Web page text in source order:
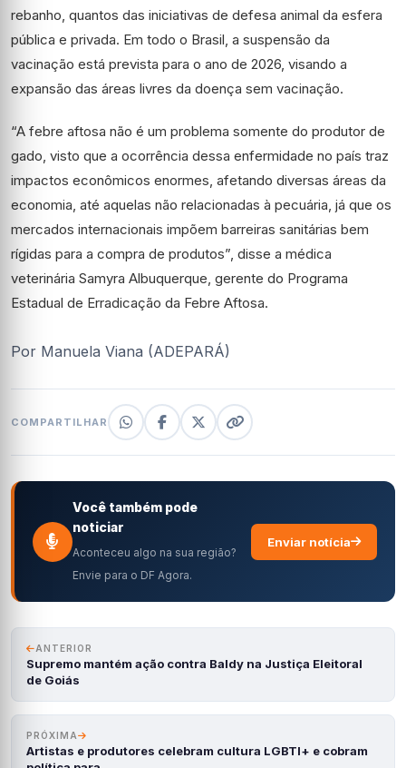
rebanho, quantos das iniciativas de defesa animal da esfera
pública e privada. Em todo o Brasil, a suspensão da
vacinação está prevista para o ano de 2026, visando a
expansão das áreas livres da doença sem vacinação.
“A febre aftosa não é um problema somente do produtor de
gado, visto que a ocorrência dessa enfermidade no país traz
impactos econômicos enormes, afetando diversas áreas da
economia, até aquelas não relacionadas à pecuária, já que os
mercados internacionais impõem barreiras sanitárias bem
rígidas para a compra de produtos”, disse a médica
veterinária Samyra Albuquerque, gerente do Programa
Estadual de Erradicação da Febre Aftosa.
Por Manuela Viana (ADEPARÁ)
COMPARTILHAR
Você também pode
noticiar
Aconteceu algo na sua região?
Envie para o DF Agora.
Enviar notícia
ANTERIOR
Supremo mantém ação contra Baldy na Justiça Eleitoral
de Goiás
PRÓXIMA
Artistas e produtores celebram cultura LGBTI+ e cobram